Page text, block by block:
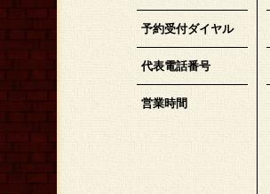
予約受付ダイヤル
代表電話番号
営業時間